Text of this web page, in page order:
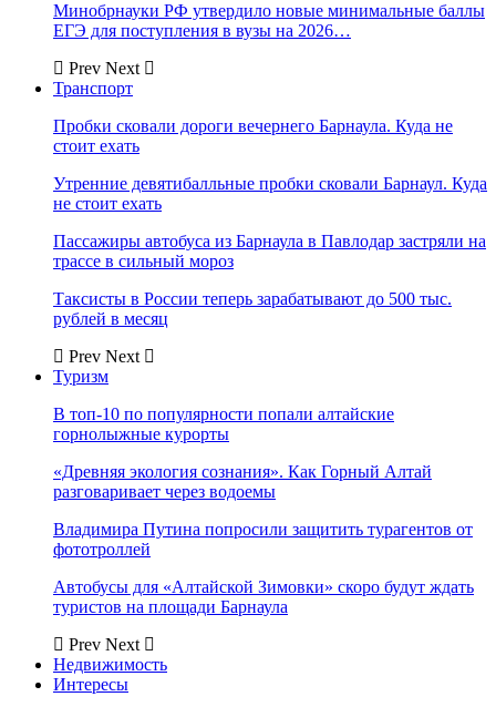
Минобрнауки РФ утвердило новые минимальные баллы
ЕГЭ для поступления в вузы на 2026…
Prev Next
Транспорт
Пробки сковали дороги вечернего Барнаула. Куда не
стоит ехать
Утренние девятибалльные пробки сковали Барнаул. Куда
не стоит ехать
Пассажиры автобуса из Барнаула в Павлодар застряли на
трассе в сильный мороз
Таксисты в России теперь зарабатывают до 500 тыс.
рублей в месяц
Prev Next
Туризм
В топ-10 по популярности попали алтайские
горнолыжные курорты
«Древняя экология сознания». Как Горный Алтай
разговаривает через водоемы
Владимира Путина попросили защитить турагентов от
фототроллей
Автобусы для «Алтайской Зимовки» скоро будут ждать
туристов на площади Барнаула
Prev Next
Недвижимость
Интересы